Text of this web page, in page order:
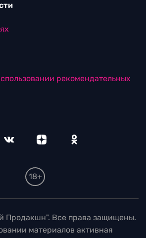
рекомендательных
18+
Продакшн". Все права защищены.
материалов активная